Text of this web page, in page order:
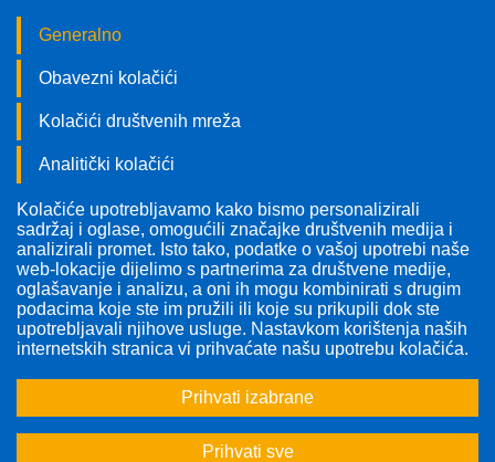
Pratite nas!
Generalno
Obavezni kolačići
Kolačići društvenih mreža
Analitički kolačići
Kolačiće upotrebljavamo kako bismo personalizirali
sadržaj i oglase, omogućili značajke društvenih medija i
analizirali promet. Isto tako, podatke o vašoj upotrebi naše
web-lokacije dijelimo s partnerima za društvene medije,
oglašavanje i analizu, a oni ih mogu kombinirati s drugim
podacima koje ste im pružili ili koje su prikupili dok ste
upotrebljavali njihove usluge. Nastavkom korištenja naših
internetskih stranica vi prihvaćate našu upotrebu kolačića.
Prihvati izabrane
Prihvati sve